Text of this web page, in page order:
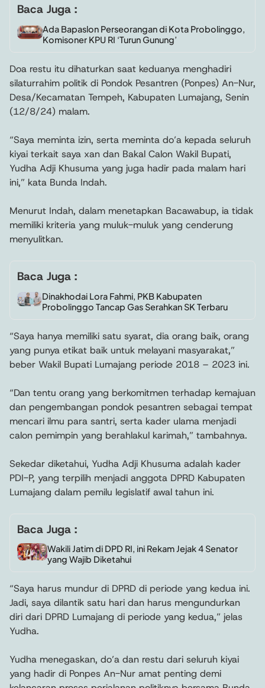
Baca Juga :
Ada Bapaslon Perseorangan di Kota Probolinggo,
Komisoner KPU RI ‘Turun Gunung’
Doa restu itu dihaturkan saat keduanya menghadiri
silaturrahim politik di Pondok Pesantren (Ponpes) An-Nur,
Desa/Kecamatan Tempeh, Kabupaten Lumajang, Senin
(12/8/24) malam.
“Saya meminta izin, serta meminta do’a kepada seluruh
kiyai terkait saya xan dan Bakal Calon Wakil Bupati,
Yudha Adji Khusuma yang juga hadir pada malam hari
ini,” kata Bunda Indah.
Menurut Indah, dalam menetapkan Bacawabup, ia tidak
memiliki kriteria yang muluk-muluk yang cenderung
menyulitkan.
Baca Juga :
Dinakhodai Lora Fahmi, PKB Kabupaten
Probolinggo Tancap Gas Serahkan SK Terbaru
“Saya hanya memiliki satu syarat, dia orang baik, orang
yang punya etikat baik untuk melayani masyarakat,”
beber Wakil Bupati Lumajang periode 2018 – 2023 ini.
“Dan tentu orang yang berkomitmen terhadap kemajuan
dan pengembangan pondok pesantren sebagai tempat
mencari ilmu para santri, serta kader ulama menjadi
calon pemimpin yang berahlakul karimah,” tambahnya.
Sekedar diketahui, Yudha Adji Khusuma adalah kader
PDI-P, yang terpilih menjadi anggota DPRD Kabupaten
Lumajang dalam pemilu legislatif awal tahun ini.
Baca Juga :
Wakili Jatim di DPD RI, ini Rekam Jejak 4 Senator
yang Wajib Diketahui
“Saya harus mundur di DPRD di periode yang kedua ini.
Jadi, saya dilantik satu hari dan harus mengundurkan
diri dari DPRD Lumajang di periode yang kedua,” jelas
Yudha.
Yudha menegaskan, do’a dan restu dari seluruh kiyai
yang hadir di Ponpes An-Nur amat penting demi